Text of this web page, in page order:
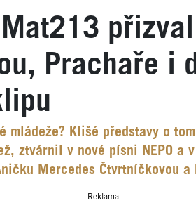
Mat213 přizval
Prachaře i
mládeže? Klišé představy o
ztvárnil v nové písni NEPO a
Mercedes Čtvrtníčkovou a
Reklama